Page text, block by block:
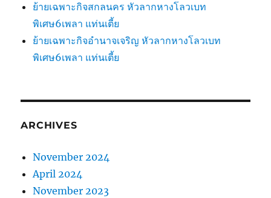
ย้ายเฉพาะกิจสกลนคร หัวลากหางโลวเบท
พิเศษ6เพลา แท่นเตี้ย
ย้ายเฉพาะกิจอำนาจเจริญ หัวลากหางโลวเบท
พิเศษ6เพลา แท่นเตี้ย
ARCHIVES
November 2024
April 2024
November 2023